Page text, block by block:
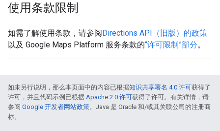
使用条款限制
如需了解使用条款，请参阅Directions API（旧版）的政策
以及 Google Maps Platform 服务条款的“许可限制”部分。
如未另行说明，那么本页面中的内容已根据知识共享署名 4.0 许可获得了
许可，并且代码示例已根据 Apache 2.0 许可获得了许可。有关详情，请
参阅 Google 开发者网站政策。Java 是 Oracle 和/或其关联公司的注册商
标。